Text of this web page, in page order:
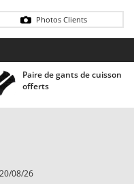
polenta
des olives et la taille
Photos Clients
Paire de gants de cuisson
offerts
08/26